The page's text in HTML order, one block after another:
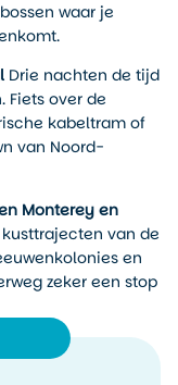
het stedelijke
Hier kun je
over de Golden
Wharf. Via
Monterey, Santa
afsluiter.
tempo,
de ruimte voor
onderweg te
koopt bij een
maakt bij Big Sur.
de route en
alles af op
waar je
Drie nachten de tijd
Fiets over de
kabeltram of
van Noord-
Monterey en
van de
en
zeker een stop